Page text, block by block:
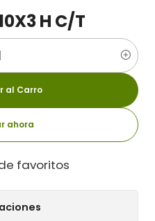
H C/T
al Carro
ahora
favoritos